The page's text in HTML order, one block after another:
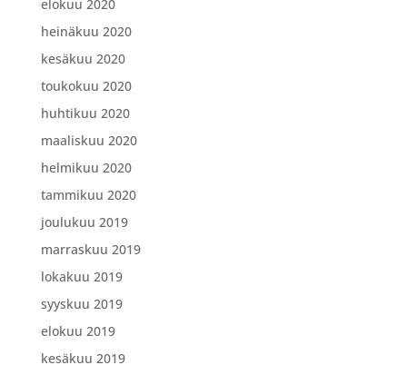
elokuu 2020
heinäkuu 2020
kesäkuu 2020
toukokuu 2020
huhtikuu 2020
maaliskuu 2020
helmikuu 2020
tammikuu 2020
joulukuu 2019
marraskuu 2019
lokakuu 2019
syyskuu 2019
elokuu 2019
kesäkuu 2019